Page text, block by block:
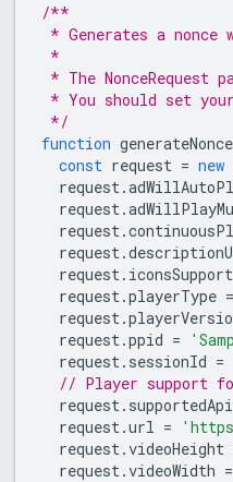
/**
* Generates a
*
* The NonceRequest
* You should set
*/
function generateNonce
const request = new
request.
request.
request.
request.
request.
request.playerType =
request.
request.ppid =
request. sessionId =
// Player support
request.
request.url =
request.videoHeight
request.videoWidth =